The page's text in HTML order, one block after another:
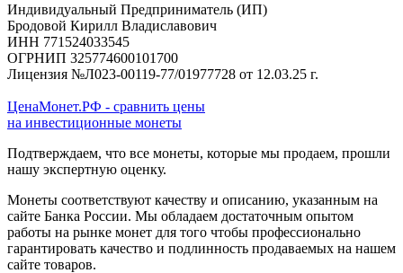
Индивидуальный Предприниматель (ИП)
Бродовой Кирилл Владиславович
ИНН 771524033545
ОГРНИП 325774600101700
Лицензия №Л023-00119-77/01977728 от 12.03.25 г.
ЦенаМонет.РФ - сравнить цены
на инвестиционные монеты
Подтверждаем, что все монеты, которые мы продаем, прошли
нашу экспертную оценку.
Монеты соответствуют качеству и описанию, указанным на
сайте Банка России. Мы обладаем достаточным опытом
работы на рынке монет для того чтобы профессионально
гарантировать качество и подлинность продаваемых на нашем
сайте товаров.